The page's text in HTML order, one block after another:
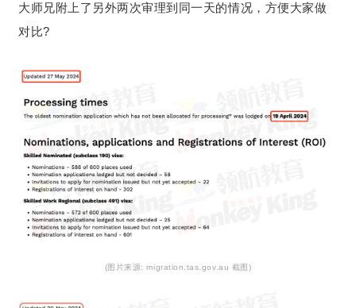
大师兄附上了另外两次审理到同一天的情况，方便大家做
对比?
(图片来源: migration.tas.gov.au 截图)